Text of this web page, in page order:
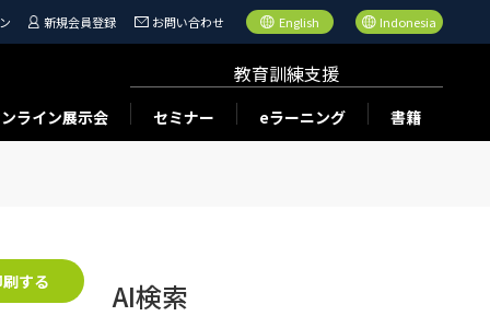
新規会員登録 お問い合わせ English Indonesia
ライン展示会
教育訓練支援
セミナー eラーニング 書籍
する AI検索